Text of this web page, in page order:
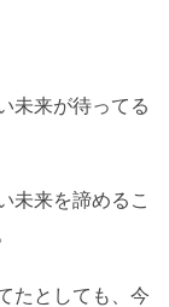
未来が待ってる
未来を諦めるこ
たとしても、今